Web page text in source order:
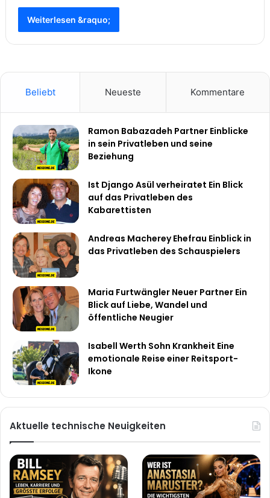
Weiterlesen &raquo;
Beliebt Neueste Kommentare
Ramon Babazadeh Partner Einblicke
in sein Privatleben und seine
Beziehung
Ist Django Asül verheiratet Ein Blick
auf das Privatleben des
Kabarettisten
Andreas Macherey Ehefrau Einblick in
das Privatleben des Schauspielers
Maria Furtwängler Neuer Partner Ein
Blick auf Liebe, Wandel und
öffentliche Neugier
Isabell Werth Sohn Krankheit Eine
emotionale Reise einer Reitsport-
Ikone
Aktuelle technische Neuigkeiten